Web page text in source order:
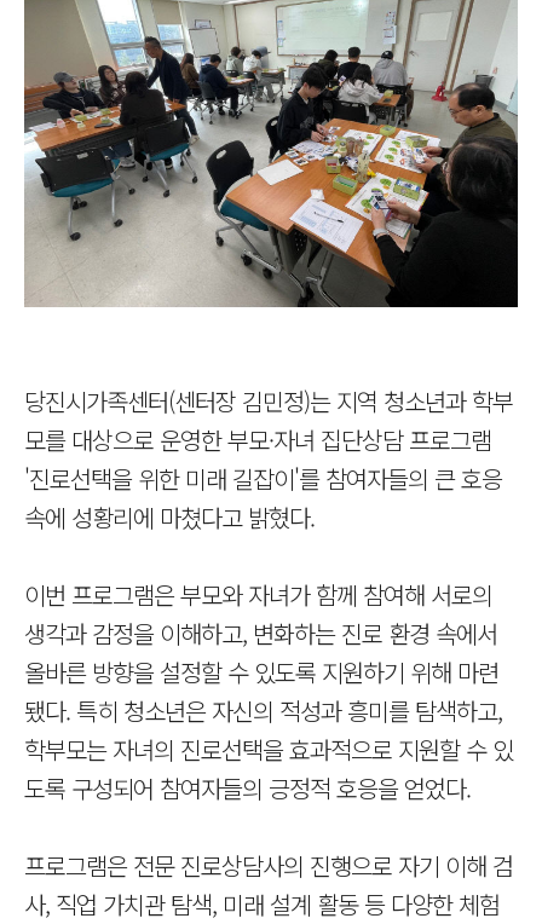
당진시가족센터(센터장 김민정)는 지역 청소년과 학부
모를 대상으로 운영한 부모·자녀 집단상담 프로그램
'진로선택을 위한 미래 길잡이'를 참여자들의 큰 호응
속에 성황리에 마쳤다고 밝혔다.
이번 프로그램은 부모와 자녀가 함께 참여해 서로의
생각과 감정을 이해하고, 변화하는 진로 환경 속에서
올바른 방향을 설정할 수 있도록 지원하기 위해 마련
됐다. 특히 청소년은 자신의 적성과 흥미를 탐색하고,
학부모는 자녀의 진로선택을 효과적으로 지원할 수 있
도록 구성되어 참여자들의 긍정적 호응을 얻었다.
프로그램은 전문 진로상담사의 진행으로 자기 이해 검
사, 직업 가치관 탐색, 미래 설계 활동 등 다양한 체험